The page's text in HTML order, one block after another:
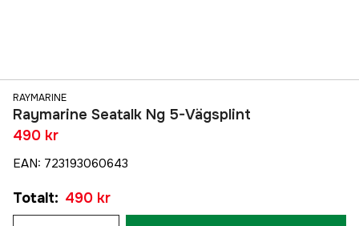
RAYMARINE
Raymarine Seatalk Ng 5-Vägsplint
490 kr
EAN: 723193060643
Totalt: 490 kr